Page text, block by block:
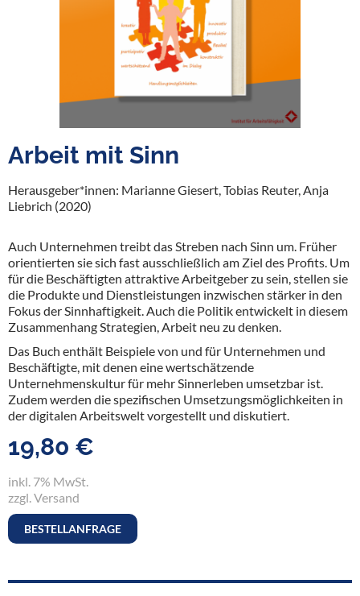
Arbeit mit Sinn
Herausgeber*innen: Marianne Giesert, Tobias Reuter, Anja
Liebrich (2020)
Auch Unternehmen treibt das Streben nach Sinn um. Früher
orientierten sie sich fast ausschließlich am Ziel des Profits. Um
für die Beschäftigten attraktive Arbeitgeber zu sein, stellen sie
die Produkte und Dienstleistungen inzwischen stärker in den
Fokus der Sinnhaftigkeit. Auch die Politik entwickelt in diesem
Zusammenhang Strategien, Arbeit neu zu denken.
Das Buch enthält Beispiele von und für Unternehmen und
Beschäftigte, mit denen eine wertschätzende
Unternehmenskultur für mehr Sinnerleben umsetzbar ist.
Zudem werden die spezifischen Umsetzungsmöglichkeiten in
der digitalen Arbeitswelt vorgestellt und diskutiert.
19,80 €
inkl. 7% MwSt.
zzgl. Versand
BESTELLANFRAGE